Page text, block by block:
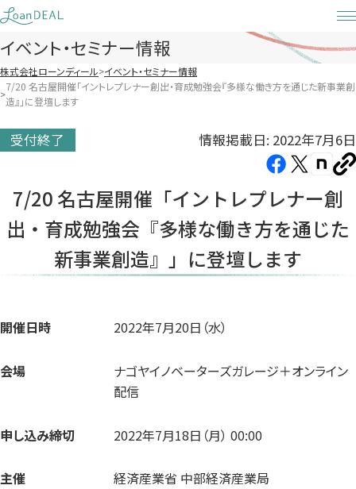
Skip
to
content
イベント・セミナー情報
株式会社ローンディール イベント・セミナー情報
7/20 名古屋開催「イントレプレナー創出・育成勉強会『多様な働き方を通じた新事業創
造』」に登壇します
受付終了
情報掲載日: 2022年7月6日
Facebook（新
い
タ
ブ
で
X（新
い
タ
ブ
で
note（新
い
タ
ブ
ー
7/20 名古屋開催「イントレプレナー創
出・育成勉強会『多様な働き方を通じた
新事業創造』」に登壇します
開催日時 2022年7月20日（水）
会場
ナゴヤイノベーターズガレージ＋オンライン
配信
申し込み締切 2022年7月18日（月） 00:00
主催 経済産業省 中部経済産業局